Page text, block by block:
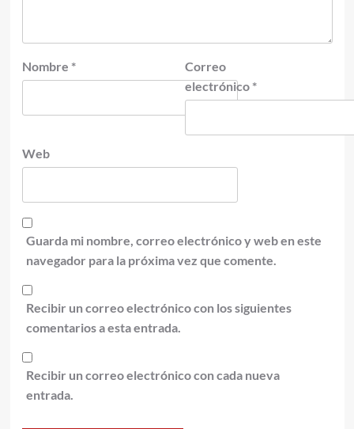
Nombre *
Correo
electrónico *
Web
Guarda mi nombre, correo electrónico y web en este
navegador para la próxima vez que comente.
Recibir un correo electrónico con los siguientes
comentarios a esta entrada.
Recibir un correo electrónico con cada nueva
entrada.